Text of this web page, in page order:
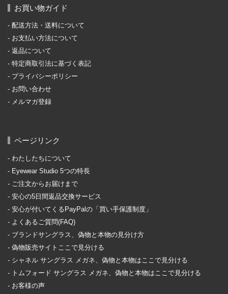
お買い物ガイド
配送方法・送料について
お支払い方法について
返品について
特定商取引法に基づく表記
プライバシーポリシー
お問い合わせ
メルマガ登録
ページリンク
わたしたちについて
Eyewear Studio 5つの特長
ご注文からお届けまで
安心の5日間返品交換サービス
安心が付いてくるPayPalの「買い手保護制度」
よくあるご質問(FAQ)
ブランドサングラス、偽物と本物の見分け方
偽物販売サイトここで見分ける
シャネル サングラス メガネ、偽物と本物はここで見分ける
トムフォード サングラス メガネ、偽物と本物はここで見分ける
お客様の声